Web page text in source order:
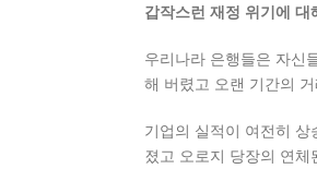
갑작스런 재정 위기에
우리나라 은행들은 자신
해 버렸고 오랜 기간의
기업의 실적이 여전히 상
졌고 오로지 당장의 연